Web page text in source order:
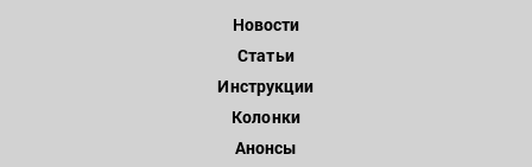
Новости
Статьи
Инструкции
Колонки
Анонсы